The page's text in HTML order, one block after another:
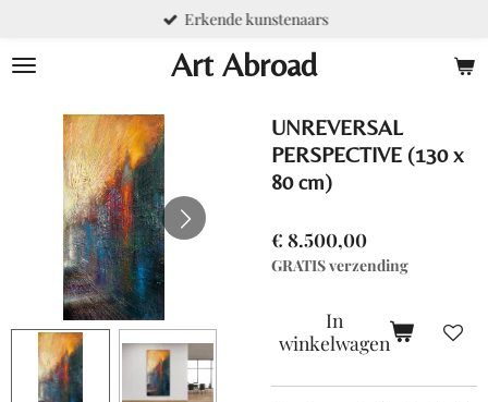
naar
hoofdinhoud
Art Abroad
Erkende kunstenaars
UNREVERSAL
PERSPECTIVE (130 x
80 cm)
€ 8.500,00
GRATIS verzending
In
winkelwagen